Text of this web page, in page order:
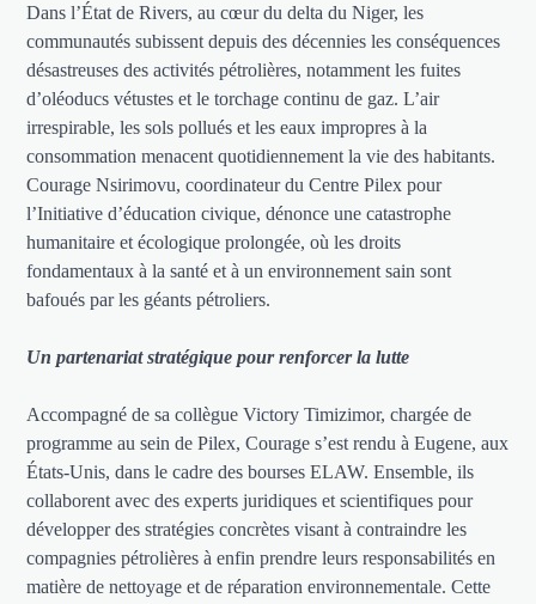
Dans l’État de Rivers, au cœur du delta du Niger, les
communautés subissent depuis des décennies les conséquences
désastreuses des activités pétrolières, notamment les fuites
d’oléoducs vétustes et le torchage continu de gaz. L’air
irrespirable, les sols pollués et les eaux impropres à la
consommation menacent quotidiennement la vie des habitants.
Courage Nsirimovu, coordinateur du Centre Pilex pour
l’Initiative d’éducation civique, dénonce une catastrophe
humanitaire et écologique prolongée, où les droits
fondamentaux à la santé et à un environnement sain sont
bafoués par les géants pétroliers.
Un partenariat stratégique pour renforcer la lutte
Accompagné de sa collègue Victory Timizimor, chargée de
programme au sein de Pilex, Courage s’est rendu à Eugene, aux
États-Unis, dans le cadre des bourses ELAW. Ensemble, ils
collaborent avec des experts juridiques et scientifiques pour
développer des stratégies concrètes visant à contraindre les
compagnies pétrolières à enfin prendre leurs responsabilités en
matière de nettoyage et de réparation environnementale. Cette